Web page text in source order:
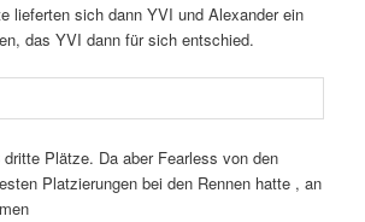
lieferten sich dann YVI und Alexander ein
das YVI dann für sich entschied.
Plätze. Da aber Fearless von den
Platzierungen bei den Rennen hatte , an